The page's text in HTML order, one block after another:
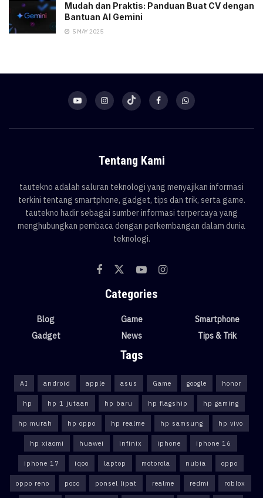
Mudah dan Praktis: Panduan Buat CV dengan
Bantuan AI Gemini
5 MAY 2025
Tentang Kami
tautekno adalah saluran teknologi yang menyajikan informasi
terkini tentang smartphone, gadget, tips dan trik, serta game.
tautekno hadir sebagai sumber informasi terpercaya yang
menghubungkan pembaca dengan perkembangan dalam dunia
teknologi.
Categories
Blog
Gadget
Game
News
Smartphone
Tips & Trik
Tags
AI android apple asus Game google honor
hp hp 1 jutaan hp baru hp flagship hp gaming
hp murah hp oppo hp realme hp samsung hp vivo
hp xiaomi huawei infinix iphone iphone 16
iphone 17 iqoo laptop motorola nubia oppo
oppo reno poco ponsel lipat realme redmi roblox